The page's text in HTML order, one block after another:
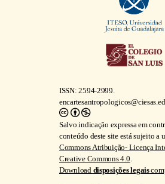
ISSN: 2594-2999.
Salvo indicação expressa em
conteúdo deste site está sujeito a
Commons Atribuição- Licença
Creative Commons 4.0.
Download disposições legais